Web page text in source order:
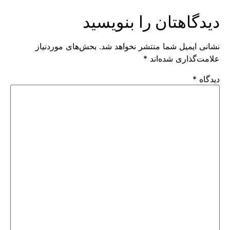
دیدگاهتان را بنویسید
نشانی ایمیل شما منتشر نخواهد شد. بخش‌های موردنیاز
علامت‌گذاری شده‌اند *
دیدگاه *